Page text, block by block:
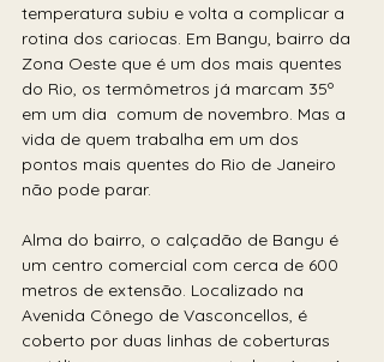
temperatura subiu e volta a complicar a
rotina dos cariocas. Em Bangu, bairro da
Zona Oeste que é um dos mais quentes
do Rio, os termômetros já marcam 35º
em um dia  comum de novembro. Mas a
vida de quem trabalha em um dos
pontos mais quentes do Rio de Janeiro
não pode parar.
Alma do bairro, o calçadão de Bangu é
um centro comercial com cerca de 600
metros de extensão. Localizado na
Avenida Cônego de Vasconcellos, é
coberto por duas linhas de coberturas